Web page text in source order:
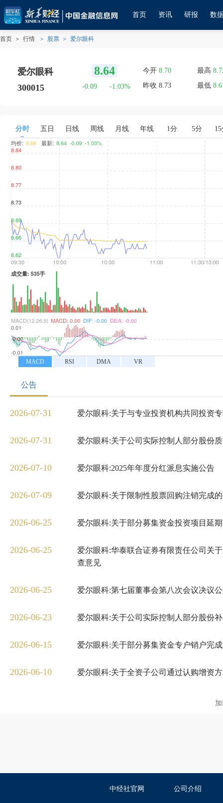
首页 资讯 研报 数
首页 ＞ 行情 ＞ 股票 ＞ 爱尔眼科
爱尔眼科
爱尔眼科
300015
8.64
-0.09 -1.03%
今开 8.70 最高
昨收 8.73 最低
分时 五日 日线 周线 月线 年线 1分 5分
MACD RSI DMA VR
公告
2026-07-31 爱尔眼科:关于与专业投资机构共同投资
2026-07-31 爱尔眼科:关于公司实际控制人部分股份
2026-07-10 爱尔眼科:2025年年度分红派息实施公告
2026-07-09 爱尔眼科:关于限制性股票回购注销完成
2026-06-25 爱尔眼科:关于部分募集资金投资项目延
2026-06-25
爱尔眼科:华泰联合证券有限责任公司关
查意见
2026-06-25 爱尔眼科:第七届董事会第八次会议决议
2026-06-23 爱尔眼科:关于公司实际控制人部分股份
2026-06-15 爱尔眼科:关于部分募集资金专户销户完
2026-06-10 爱尔眼科:关于全资子公司通过认购增资
中经社官网 公司介绍